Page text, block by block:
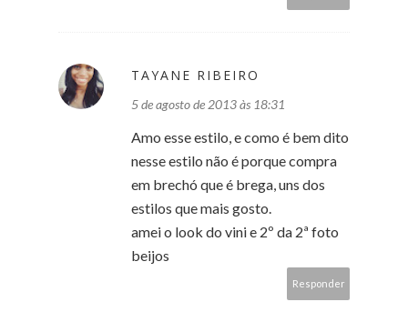
TAYANE RIBEIRO
5 de agosto de 2013 às 18:31
Amo esse estilo, e como é bem dito
nesse estilo não é porque compra
em brechó que é brega, uns dos
estilos que mais gosto.
amei o look do vini e 2º da 2ª foto
beijos
Responder